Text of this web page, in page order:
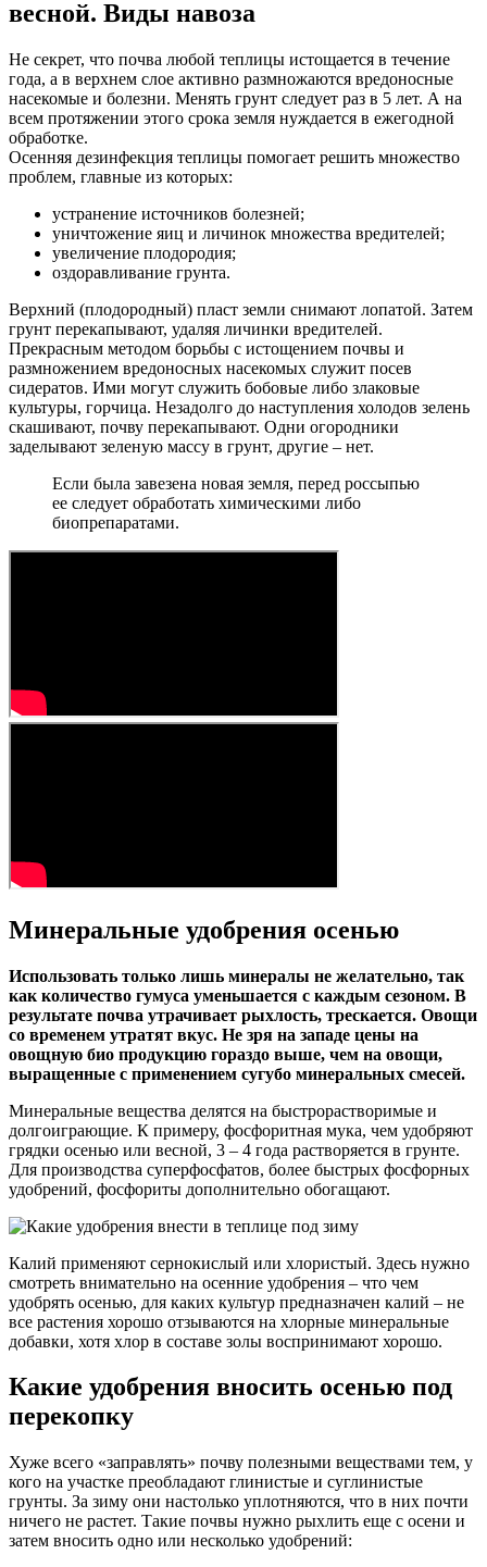
весной. Виды навоза
Не секрет, что почва любой теплицы истощается в течение
года, а в верхнем слое активно размножаются вредоносные
насекомые и болезни. Менять грунт следует раз в 5 лет. А на
всем протяжении этого срока земля нуждается в ежегодной
обработке.
Осенняя дезинфекция теплицы помогает решить множество
проблем, главные из которых:
устранение источников болезней;
уничтожение яиц и личинок множества вредителей;
увеличение плодородия;
оздоравливание грунта.
Верхний (плодородный) пласт земли снимают лопатой. Затем
грунт перекапывают, удаляя личинки вредителей.
Прекрасным методом борьбы с истощением почвы и
размножением вредоносных насекомых служит посев
сидератов. Ими могут служить бобовые либо злаковые
культуры, горчица. Незадолго до наступления холодов зелень
скашивают, почву перекапывают. Одни огородники
заделывают зеленую массу в грунт, другие – нет.
Если была завезена новая земля, перед россыпью
ее следует обработать химическими либо
биопрепаратами.
Минеральные удобрения осенью
Использовать только лишь минералы не желательно, так
как количество гумуса уменьшается с каждым сезоном. В
результате почва утрачивает рыхлость, трескается. Овощи
со временем утратят вкус. Не зря на западе цены на
овощную био продукцию гораздо выше, чем на овощи,
выращенные с применением сугубо минеральных смесей.
Минеральные вещества делятся на быстрорастворимые и
долгоиграющие. К примеру, фосфоритная мука, чем удобряют
грядки осенью или весной, 3 – 4 года растворяется в грунте.
Для производства суперфосфатов, более быстрых фосфорных
удобрений, фосфориты дополнительно обогащают.
Калий применяют сернокислый или хлористый. Здесь нужно
смотреть внимательно на осенние удобрения – что чем
удобрять осенью, для каких культур предназначен калий – не
все растения хорошо отзываются на хлорные минеральные
добавки, хотя хлор в составе золы воспринимают хорошо.
Какие удобрения вносить осенью под
перекопку
Хуже всего «заправлять» почву полезными веществами тем, у
кого на участке преобладают глинистые и суглинистые
грунты. За зиму они настолько уплотняются, что в них почти
ничего не растет. Такие почвы нужно рыхлить еще с осени и
затем вносить одно или несколько удобрений: